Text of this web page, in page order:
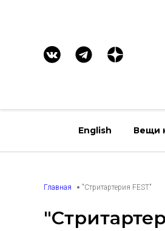
English Вещи
Главная "Стритартерия FEST"